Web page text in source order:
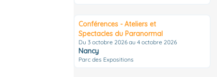
Conférences - Ateliers et
Spectacles du Paranormal
Du 3 octobre 2026 au 4 octobre 2026
Nancy
Parc des Expositions